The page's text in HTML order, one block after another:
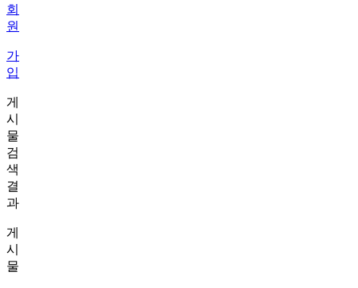
회
원
가
입
게
시
물
검
색
결
과
게
시
물